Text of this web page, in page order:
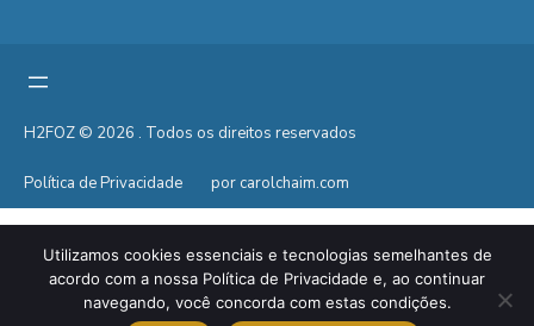
H2FOZ © 2026 . Todos os direitos reservados
Política de Privacidade por carolchaim.com
Utilizamos cookies essenciais e tecnologias semelhantes de
acordo com a nossa Política de Privacidade e, ao continuar
navegando, você concorda com estas condições.